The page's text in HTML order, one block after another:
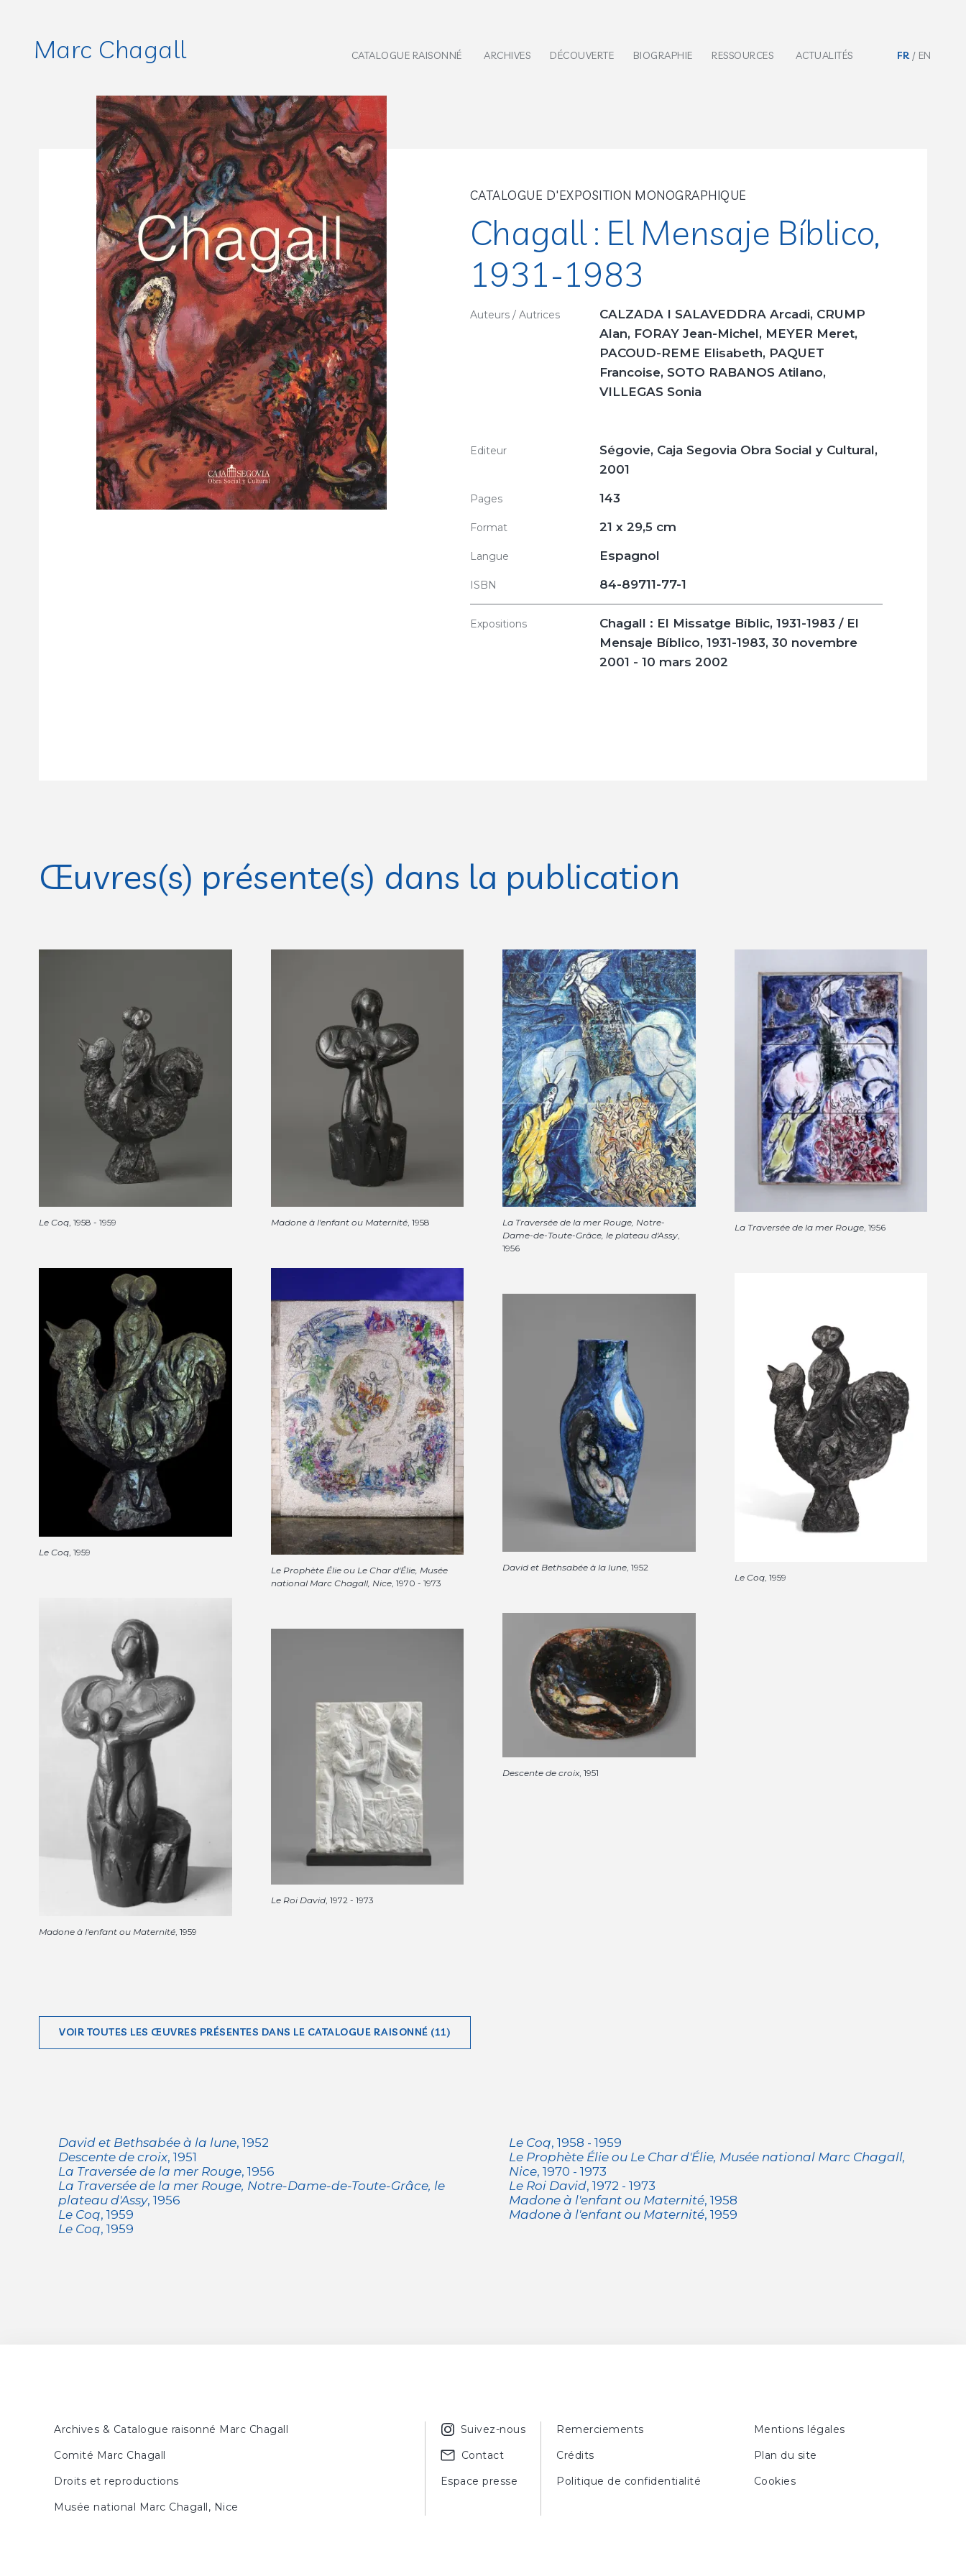
Marc Chagall CATALOGUE RAISONNÉ ARCHIVES DÉCOUVERTE BIOGRAPHIE RESSOURCES ACTUALITÉS FR EN
CATALOGUE D'EXPOSITION MONOGRAPHIQUE
Chagall : El Mensaje Bíblico,
1931-1983
Auteurs / Autrices
CALZADA I SALAVEDDRA Arcadi, CRUMP
Alan, FORAY Jean-Michel, MEYER Meret,
PACOUD-REME Elisabeth, PAQUET
Francoise, SOTO RABANOS Atilano,
VILLEGAS Sonia
Editeur
Ségovie, Caja Segovia Obra Social y Cultural,
2001
Pages 143
Format 21 x 29,5 cm
Langue Espagnol
ISBN 84-89711-77-1
Expositions
Chagall : El Missatge Bíblic, 1931-1983 / El
Mensaje Bíblico, 1931-1983, 30 novembre
2001 - 10 mars 2002
Œuvres(s) présente(s) dans la publication
Le Coq, 1958 - 1959 Madone à l'enfant ou Maternité, 1958
La Traversée de la mer Rouge, Notre-
Dame-de-Toute-Grâce, le plateau d'Assy,
1956
La Traversée de la mer Rouge, 1956
Le Coq, 1959
Le Prophète Élie ou Le Char d'Élie, Musée
national Marc Chagall, Nice, 1970 - 1973
David et Bethsabée à la lune , 1952
Le Coq, 1959
Madone à l'enfant ou Maternité , 1959
Le Roi David, 1972 - 1973
Descente de croix, 1951
VOIR TOUTES LES ŒUVRES PRÉSENTES DANS LE CATALOGUE RAISONNÉ (11)
David et Bethsabée à la lune, 1952
Descente de croix, 1951
La Traversée de la mer Rouge, 1956
La Traversée de la mer Rouge, Notre-Dame-de-Toute-Grâce, le
plateau d'Assy, 1956
Le Coq, 1959
Le Coq, 1959
Le Coq, 1958 - 1959
Le Prophète Élie ou Le Char d'Élie, Musée national Marc Chagall,
Nice, 1970 - 1973
Le Roi David, 1972 - 1973
Madone à l'enfant ou Maternité, 1958
Madone à l'enfant ou Maternité, 1959
Archives & Catalogue raisonné Marc Chagall
Comité Marc Chagall
Droits et reproductions
Musée national Marc Chagall, Nice
Suivez-nous
Contact
Espace presse
Remerciements
Mentions légales
Crédits
Plan du site
Politique de confidentialité
Cookies